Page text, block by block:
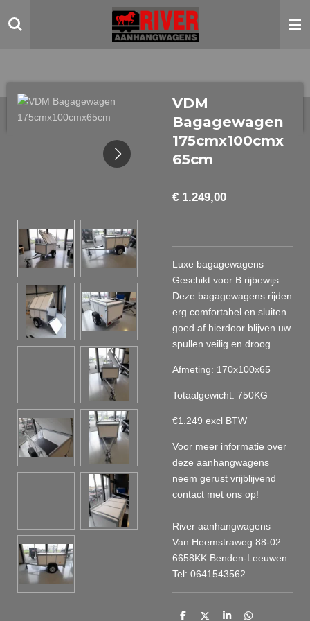
direct
VDM
Bagagewagen
175cmx100cmx
65cm
€ 1.249,00
Luxe bagagewagens
Geschikt voor B rijbewijs.
Deze bagagewagens rijden
erg comfortabel en sluiten
goed af hierdoor blijven uw
spullen veilig en droog.
Afmeting: 170x100x65
Totaalgewicht: 750KG
€1.249 excl BTW
Voor meer informatie over
deze aanhangwagens
neem gerust vrijblijvend
contact met ons op!
River aanhangwagens
Van Heemstraweg 88-02
6658KK Benden-Leeuwen
Tel: 0641543562